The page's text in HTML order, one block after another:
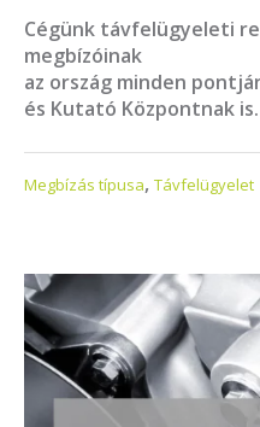
Cégünk távfelügyeleti
megbízóinak
az ország minden
és Kutató Központnak is.
Megbízás típusa, Távfelügyelet